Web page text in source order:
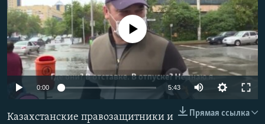
No media source currently available
0:00 5:43
Прямая ссылка
Казахстанские правозащитники и